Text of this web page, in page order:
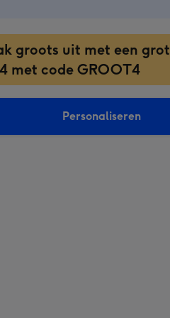
groots uit met een
met code GROOT4
Personaliseren